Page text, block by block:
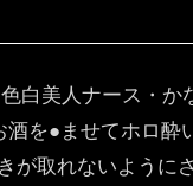
白美人ナース・か
を●ませてホロ酔
が取れないように